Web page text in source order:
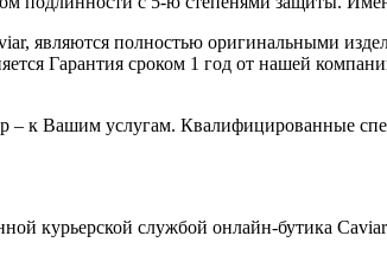
являются полностью оригинальными
Гарантия сроком 1 год от нашей
– к Вашим услугам. Квалифицированные
курьерской службой онлайн-бутика